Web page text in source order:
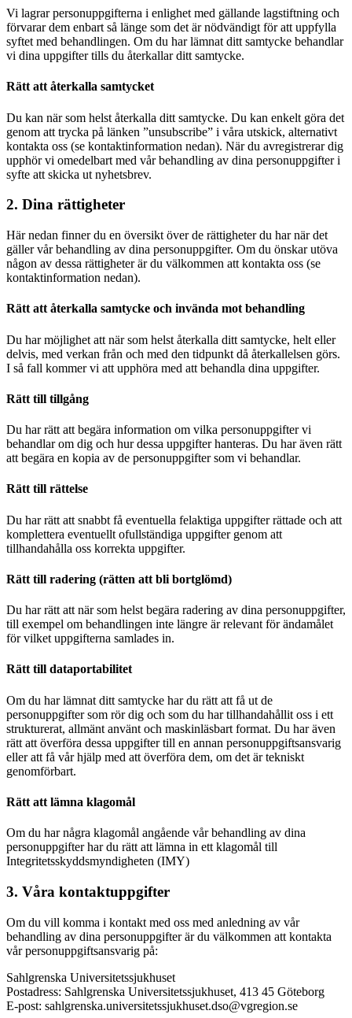
Vi lagrar personuppgifterna i enlighet med gällande lagstiftning och
förvarar dem enbart så länge som det är nödvändigt för att uppfylla
syftet med behandlingen. Om du har lämnat ditt samtycke behandlar
vi dina uppgifter tills du återkallar ditt samtycke.
Rätt att återkalla samtycket
Du kan när som helst återkalla ditt samtycke. Du kan enkelt göra det
genom att trycka på länken ”unsubscribe” i våra utskick, alternativt
kontakta oss (se kontaktinformation nedan). När du avregistrerar dig
upphör vi omedelbart med vår behandling av dina personuppgifter i
syfte att skicka ut nyhetsbrev.
2. Dina rättigheter
Här nedan finner du en översikt över de rättigheter du har när det
gäller vår behandling av dina personuppgifter. Om du önskar utöva
någon av dessa rättigheter är du välkommen att kontakta oss (se
kontaktinformation nedan).
Rätt att återkalla samtycke och invända mot behandling
Du har möjlighet att när som helst återkalla ditt samtycke, helt eller
delvis, med verkan från och med den tidpunkt då återkallelsen görs.
I så fall kommer vi att upphöra med att behandla dina uppgifter.
Rätt till tillgång
Du har rätt att begära information om vilka personuppgifter vi
behandlar om dig och hur dessa uppgifter hanteras. Du har även rätt
att begära en kopia av de personuppgifter som vi behandlar.
Rätt till rättelse
Du har rätt att snabbt få eventuella felaktiga uppgifter rättade och att
komplettera eventuellt ofullständiga uppgifter genom att
tillhandahålla oss korrekta uppgifter.
Rätt till radering (rätten att bli bortglömd)
Du har rätt att när som helst begära radering av dina personuppgifter,
till exempel om behandlingen inte längre är relevant för ändamålet
för vilket uppgifterna samlades in.
Rätt till dataportabilitet
Om du har lämnat ditt samtycke har du rätt att få ut de
personuppgifter som rör dig och som du har tillhandahållit oss i ett
strukturerat, allmänt använt och maskinläsbart format. Du har även
rätt att överföra dessa uppgifter till en annan personuppgiftsansvarig
eller att få vår hjälp med att överföra dem, om det är tekniskt
genomförbart.
Rätt att lämna klagomål
Om du har några klagomål angående vår behandling av dina
personuppgifter har du rätt att lämna in ett klagomål till
Integritetsskyddsmyndigheten (IMY)
3. Våra kontaktuppgifter
Om du vill komma i kontakt med oss med anledning av vår
behandling av dina personuppgifter är du välkommen att kontakta
vår personuppgiftsansvarig på:
Sahlgrenska Universitetssjukhuset
Postadress: Sahlgrenska Universitetssjukhuset, 413 45 Göteborg
E-post: sahlgrenska.universitetssjukhuset.dso@vgregion.se